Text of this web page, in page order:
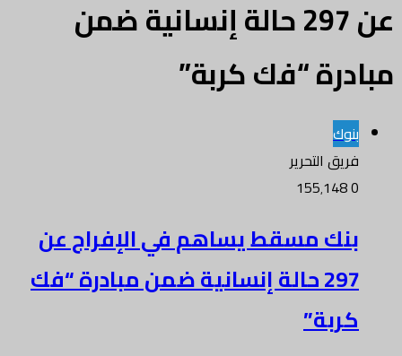
عن 297 حالة إنسانية ضمن
مبادرة “فك كربة”
بنوك
فريق التحرير
0
بنك مسقط يساهم في الإفراج عن
297 حالة إنسانية ضمن مبادرة “فك
كربة”